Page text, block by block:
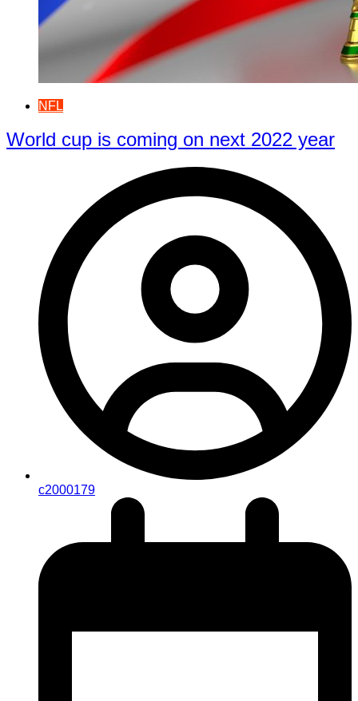
NFL
World cup is coming on next 2022 year
c2000179